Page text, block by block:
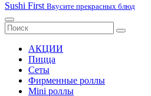
Sushi First Вкусите прекрасных блюд
АКЦИИ
Пицца
Сеты
Фирменные роллы
Mini роллы